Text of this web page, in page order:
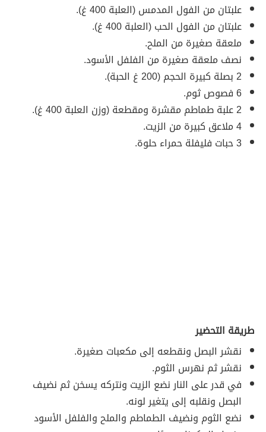
علبتان من الفول المدمس (العلبة 400 غ).
علبتان من الفول الحب (العلبة 400 غ).
ملعقة صغيرة من الملح.
نصف ملعقة صغيرة من الفلفل الأسود.
2 بصلة كبيرة الحجم (200 غ الحبة).
6 فصوص ثوم.
2 علبة طماطم مقشرة ومقطعة (وزن العلبة 400 غ).
4 ملاعق كبيرة من الزيت.
3 حبات فليفلة حمراء حلوة.
طريقة التحضير
نقشر البصل ونقطعه إلى مكعبات صغيرة.
نقشر ثم نهرس الثوم.
في قدر على النار نضع الزيت ونتركه يسخن ثم نضيف
البصل ونقلبه إلى يتغير لونه.
نضع الثوم ونضيف الطماطم والملح والفلفل الأسود